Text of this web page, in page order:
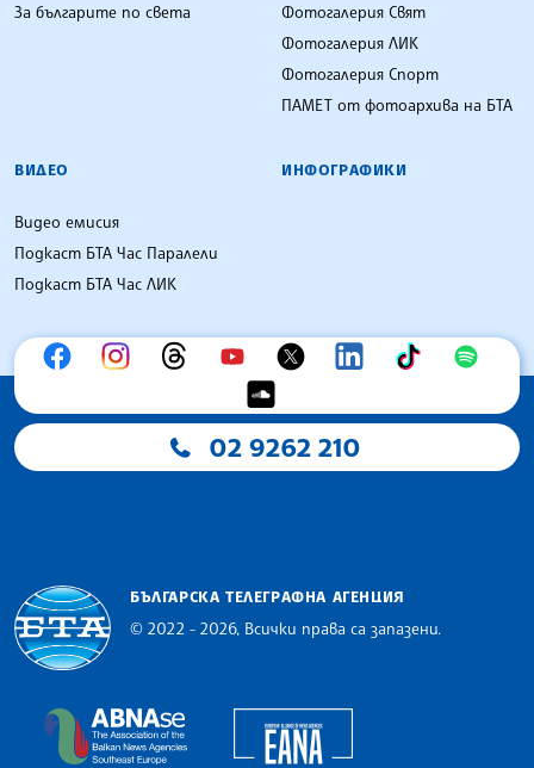
За българите по света
Фотогалерия Свят
Фотогалерия ЛИК
Фотогалерия Спорт
ПАМЕТ от фотоархива на БТА
ВИДЕО
Видео емисия
Подкаст БТА Час Паралели
Подкаст БТА Час ЛИК
ИНФОГРАФИКИ
02 9262 210
БЪЛГАРСКА ТЕЛЕГРАФНА АГЕНЦИЯ
© 2022 - 2026, Всички права са запазени.
The Assocoation of the Balkan News Agencies